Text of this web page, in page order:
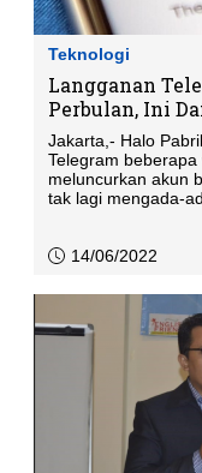
Teknologi
Langganan
Perbulan, Ini
Jakarta,- Halo Pabrikers, Layanan pesan singkat
Telegram
meluncurkan akun
tak lagi mengada-
ini. 14/06/2022